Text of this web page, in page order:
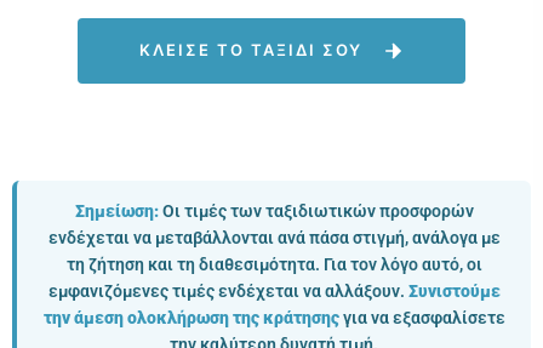
ΚΛΕΙΣΕ ΤΟ ΤΑΞΙΔΙ ΣΟΥ
Σημείωση:Οι τιμές των ταξιδιωτικών προσφορών
ενδέχεται να μεταβάλλονται ανά πάσα στιγμή, ανάλογα με
τη ζήτηση και τη διαθεσιμότητα. Για τον λόγο αυτό, οι
εμφανιζόμενες τιμές ενδέχεται να αλλάξουν. Συνιστούμε
την άμεση ολοκλήρωση της κράτησηςγια να εξασφαλίσετε
την καλύτερη δυνατή τιμή.